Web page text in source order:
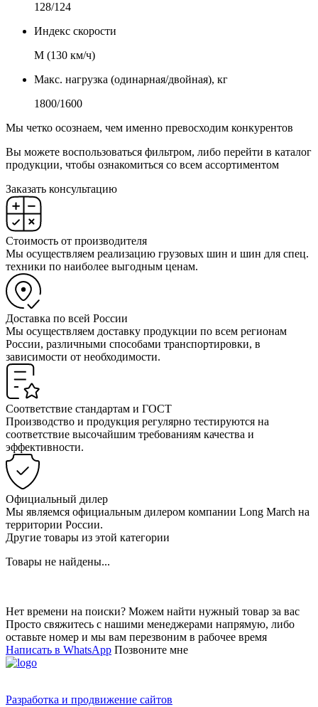
128/124
Индекс скорости
М (130 км/ч)
Макс. нагрузка (одинарная/двойная), кг
1800/1600
Мы четко осознаем, чем именно превосходим конкурентов
Вы можете воспользоваться фильтром, либо перейти в каталог
продукции, чтобы ознакомиться со всем ассортиментом
Заказать консультацию
Стоимость от производителя
Мы осуществляем реализацию грузовых шин и шин для спец.
техники по наиболее выгодным ценам.
Доставка по всей России
Мы осуществляем доставку продукции по всем регионам
России, различными способами транспортировки, в
зависимости от необходимости.
Соответствие стандартам и ГОСТ
Производство и продукция регулярно тестируются на
соответствие высочайшим требованиям качества и
эффективности.
Официальный дилер
Мы являемся официальным дилером компании Long March на
территории России.
Другие товары из этой категории
Товары не найдены...
Нет времени на поиски? Можем найти нужный товар за вас
Просто свяжитесь с нашими менеджерами напрямую, либо
оставьте номер и мы вам перезвоним в рабочее время
Написать в WhatsApp Позвоните мне
Разработка и продвижение сайтов